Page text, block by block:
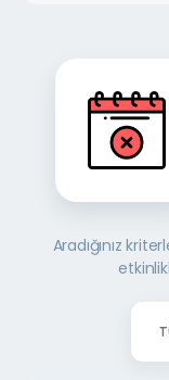
Aradığınız